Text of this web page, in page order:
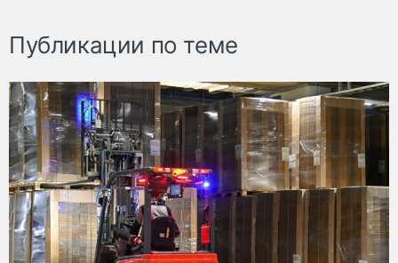
Публикации по теме